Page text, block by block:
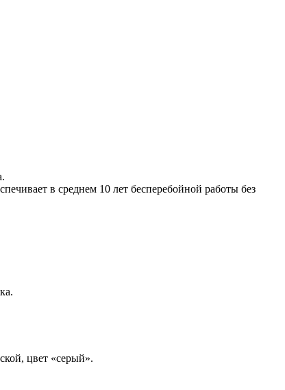
в среднем 10 лет бесперебойной работы без
цвет «серый».